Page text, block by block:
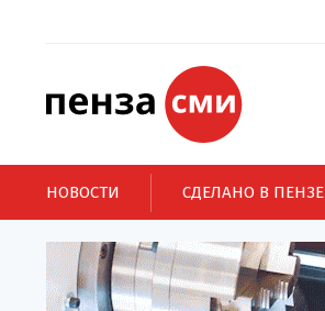
НОВОСТИ СДЕЛАНО В ПЕНЗЕ